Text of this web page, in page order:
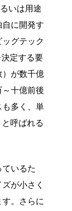
いは用途
に開発す
グテック
定する要
が数千億
～十億前後
も多く、単
呼ばれる
いるた
が小さく
。さらに